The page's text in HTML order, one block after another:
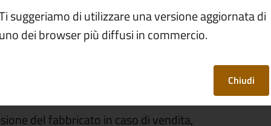
Modulistica / Comunicazione di cessione del
del
del fabbricato in caso di vendita,
suggeriamo di utilizzare una versione aggiornata di
uno dei browser più diffusi in commercio.
Chiudi